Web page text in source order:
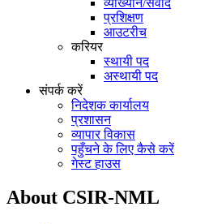
प्रशिक्षण
आउटरीच
करियर
स्थायी पद
अस्थायी पद
संपर्क करें
निदेशक कार्यालय
प्रशासन
व्यापार विकास
पहुँचने के लिए कैसे करें
गेस्ट हाउस
About CSIR-NML